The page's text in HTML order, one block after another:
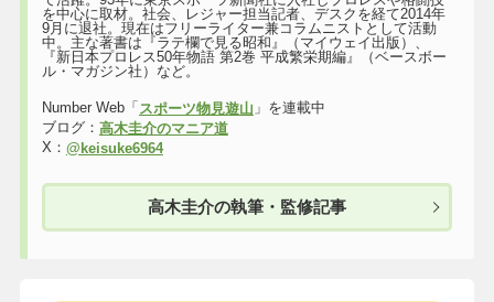
を中心に取材。社会、レジャー担当記者、デスクを経て2014年
9月に退社。現在はフリーライター兼コラムニストとして活動
中。主な著書は『ラテ欄で見る昭和』（マイウェイ出版）、
『新日本プロレス50年物語 第2巻 平成繁栄期編』（ベースボー
ル・マガジン社）など。
Number Web「 スポーツ物見遊山 」を連載中
ブログ： 高木圭介のマニア道
X： @keisuke6964
高木圭介の執筆・監修記事